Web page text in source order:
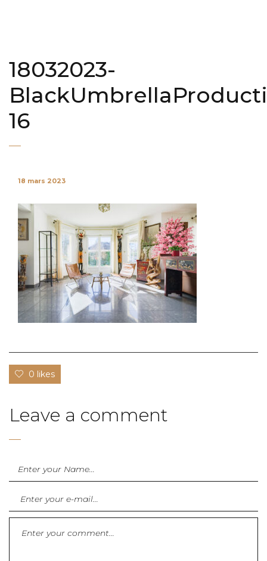
18032023-
16
18 mars 2023
0 likes
Leave a comment